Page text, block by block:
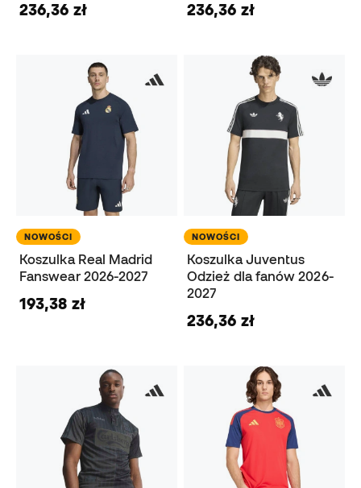
236,36 zł 236,36 zł
NOWOŚCI
Koszulka Real Madrid
Fanswear 2026-2027
193,38 zł
NOWOŚCI
Koszulka Juventus
Odzież dla fanów 2026-
2027
236,36 zł